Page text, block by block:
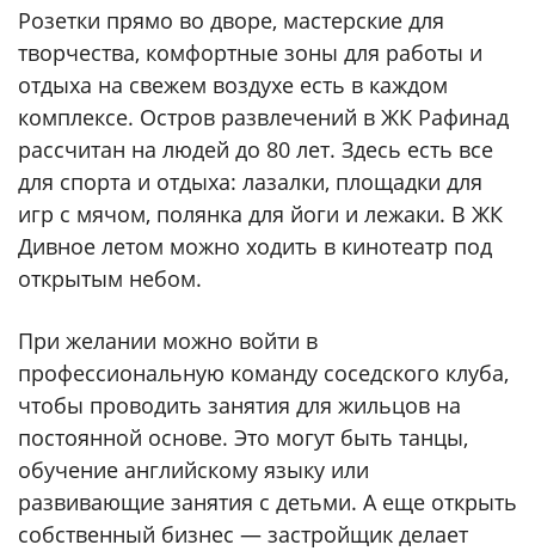
Розетки прямо во дворе, мастерские для
творчества, комфортные зоны для работы и
отдыха на свежем воздухе есть в каждом
комплексе. Остров развлечений в ЖК Рафинад
рассчитан на людей до 80 лет. Здесь есть все
для спорта и отдыха: лазалки, площадки для
игр с мячом, полянка для йоги и лежаки. В ЖК
Дивное летом можно ходить в кинотеатр под
открытым небом.
При желании можно войти в
профессиональную команду соседского клуба,
чтобы проводить занятия для жильцов на
постоянной основе. Это могут быть танцы,
обучение английскому языку или
развивающие занятия с детьми. А еще открыть
собственный бизнес — застройщик делает